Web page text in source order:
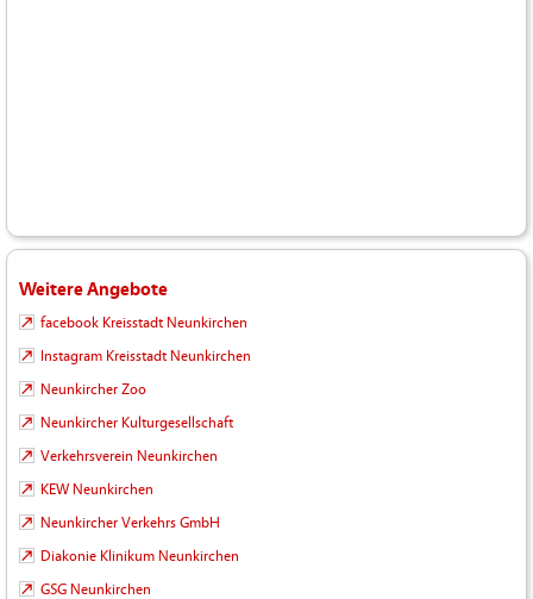
Weitere Angebote
facebook Kreisstadt Neunkirchen
Instagram Kreisstadt Neunkirchen
Neunkircher Zoo
Neunkircher Kulturgesellschaft
Verkehrsverein Neunkirchen
KEW Neunkirchen
Neunkircher Verkehrs GmbH
Diakonie Klinikum Neunkirchen
GSG Neunkirchen